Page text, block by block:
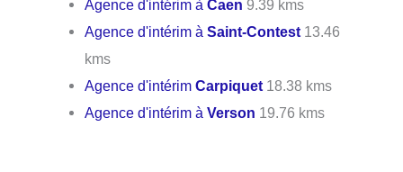
Agence d'intérim àCaen 9.39 kms
Agence d'intérim àSaint-Contest 13.46
kms
Agence d'intérimCarpiquet 18.38 kms
Agence d'intérim àVerson 19.76 kms